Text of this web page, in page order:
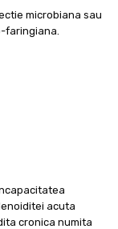
microbiana sau
faringiana.
acuta
cronica numita